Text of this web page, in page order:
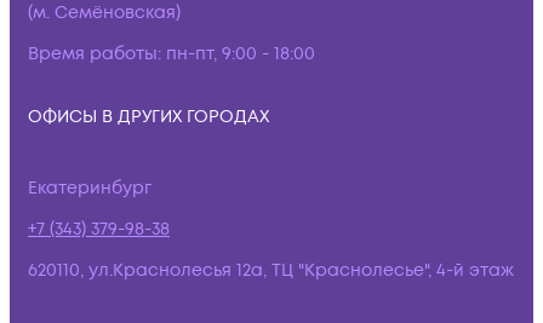
(м. Семёновская)
Время работы: пн-пт, 9:00 - 18:00
ОФИСЫ В ДРУГИХ ГОРОДАХ
Екатеринбург
+7 (343) 379-98-38
620110, ул.Краснолесья 12а, ТЦ "Краснолесье", 4-й этаж